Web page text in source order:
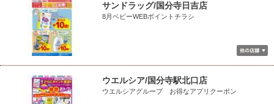
サンドラッグ/国分寺日吉店
8月ベビーWEBポイントチラシ
ウエルシア/国分寺駅北口店
ウエルシアグループ お得なアプリクーポン